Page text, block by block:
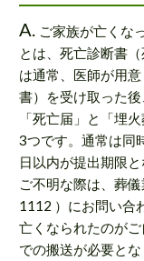
A.
ご家族が亡くな
とは、死亡診断書
は通常、医師が用
書）を受け取った後
「死亡届」と「埋
3つです。通常は同
日以内が提出期限と
ご不明な際は、葬
1112 ）にお問い合
亡くなられたのが
での搬送が必要と